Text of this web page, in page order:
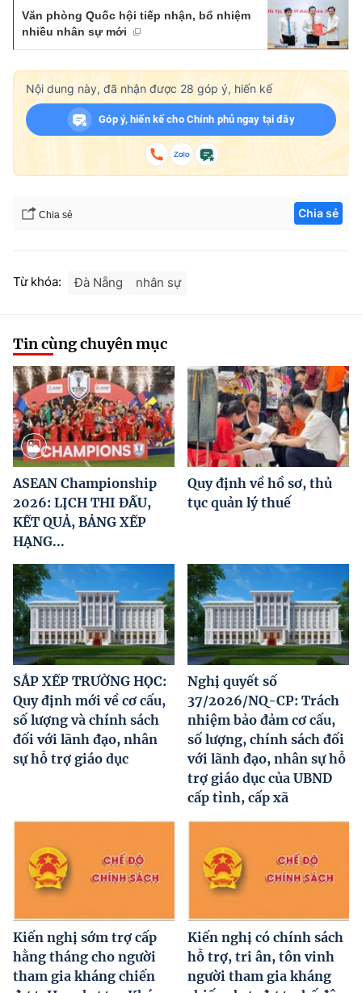
Văn phòng Quốc hội tiếp nhận, bổ nhiệm
nhiều nhân sự mới
Nội dung này, đã nhận được 28 góp ý, hiến kế
Góp ý, hiến kế cho Chính phủ ngay tại đây
Chia sẻ Chia sẻ
Từ khóa: Đà Nẵng nhân sự
Tin cùng chuyên mục
ASEAN Championship
2026: LỊCH THI ĐẤU,
KẾT QUẢ, BẢNG XẾP
HẠNG...
Quy định về hồ sơ, thủ
tục quản lý thuế
SẮP XẾP TRƯỜNG HỌC:
Quy định mới về cơ cấu,
số lượng và chính sách
đối với lãnh đạo, nhân
sự hỗ trợ giáo dục
Nghị quyết số
37/2026/NQ-CP: Trách
nhiệm bảo đảm cơ cấu,
số lượng, chính sách đối
với lãnh đạo, nhân sự hỗ
trợ giáo dục của UBND
cấp tỉnh, cấp xã
Kiến nghị sớm trợ cấp
hằng tháng cho người
tham gia kháng chiến
Kiến nghị có chính sách
hỗ trợ, tri ân, tôn vinh
người tham gia kháng